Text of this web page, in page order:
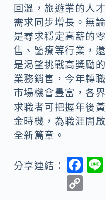
回溫，旅遊業的人才
需求同步增長。無論
是尋求穩定高薪的零
售、醫療等行業，還
是渴望挑戰高獎勵的
業務銷售，今年轉職
市場機會豐富，各界
求職者可把握年後黃
金時機，為職涯開啟
全新篇章。
分享連結：
F